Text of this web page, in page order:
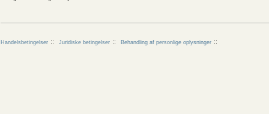
Handelsbetingelser Juridiske betingelser Behandling af personlige oplysninger